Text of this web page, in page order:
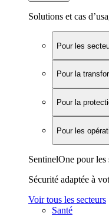
Solutions et cas
Pour les
Pour la
Pour la
Pour les
SentinelOne pour les
Sécurité adaptée à
Voir tous les secteurs
Santé